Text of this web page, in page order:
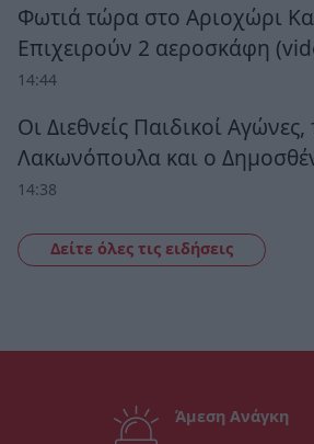
Φωτιά τώρα στο Αριοχώρι
Επιχειρούν 2 αεροσκάφη
14:44
Οι Διεθνείς Παιδικοί Αγώνες,
Λακωνόπουλα και ο
14:38
Δείτε όλες τις ειδήσεις
Άμεση Ανάγκη